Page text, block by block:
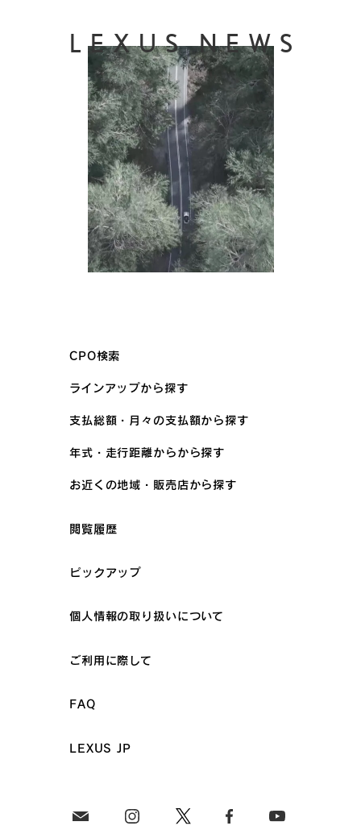
LEXUS NEWS
CPO検索
ラインアップから探す
支払総額・月々の支払額から探す
年式・走行距離からから探す
お近くの地域・販売店から探す
閲覧履歴
ピックアップ
個人情報の取り扱いについて
ご利用に際して
FAQ
LEXUS JP